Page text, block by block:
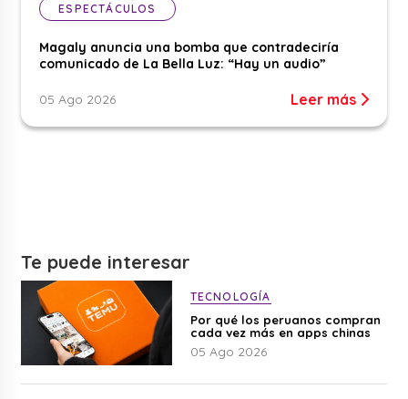
ESPECTÁCULOS
Magaly anuncia una bomba que contradeciría
comunicado de La Bella Luz: “Hay un audio”
05 Ago 2026 Leer más
Te puede interesar
TECNOLOGÍA
Por qué los peruanos compran
cada vez más en apps chinas
05 Ago 2026